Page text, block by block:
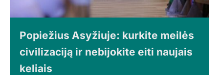
Popiežius Asyžiuje: kurkite meilės
civilizaciją ir nebijokite eiti naujais
keliais